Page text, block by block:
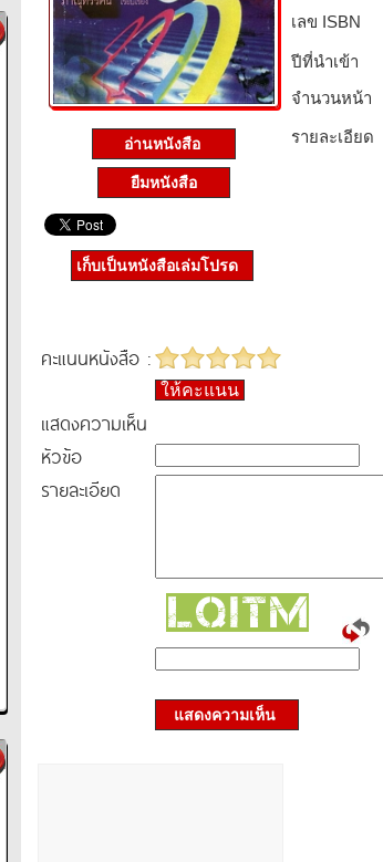
อ่านหนังสือ
ยืมหนังสือ
เลข ISBN
ปีที่นำเข้า
จำนวนหน้า
รายละเอียด
เก็บเป็นหนังสือเล่มโปรด
คะแนนหนังสือ :
ให้คะแนน
แสดงความเห็น
หัวข้อ
รายละเอียด
แสดงความเห็น